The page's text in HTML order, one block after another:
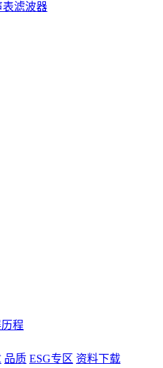
表滤波器
程
品质 ESG专区 资料下载